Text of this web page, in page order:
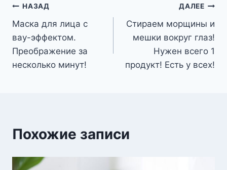
Навигация
по
записям
НАЗАД
Маска для лица с
вау-эффектом.
Преображение за
несколько минут!
ДАЛЕЕ
Стираем морщины и
мешки вокруг глаз!
Нужен всего 1
продукт! Есть у всех!
Похожие записи